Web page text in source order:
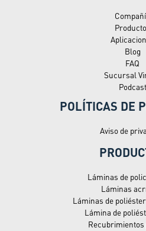
Blog
FAQ
Sucursal
Podcast
POLÍTICAS DE
Aviso de
Láminas de
Láminas
Láminas de
Lámina de
Recubrimientos